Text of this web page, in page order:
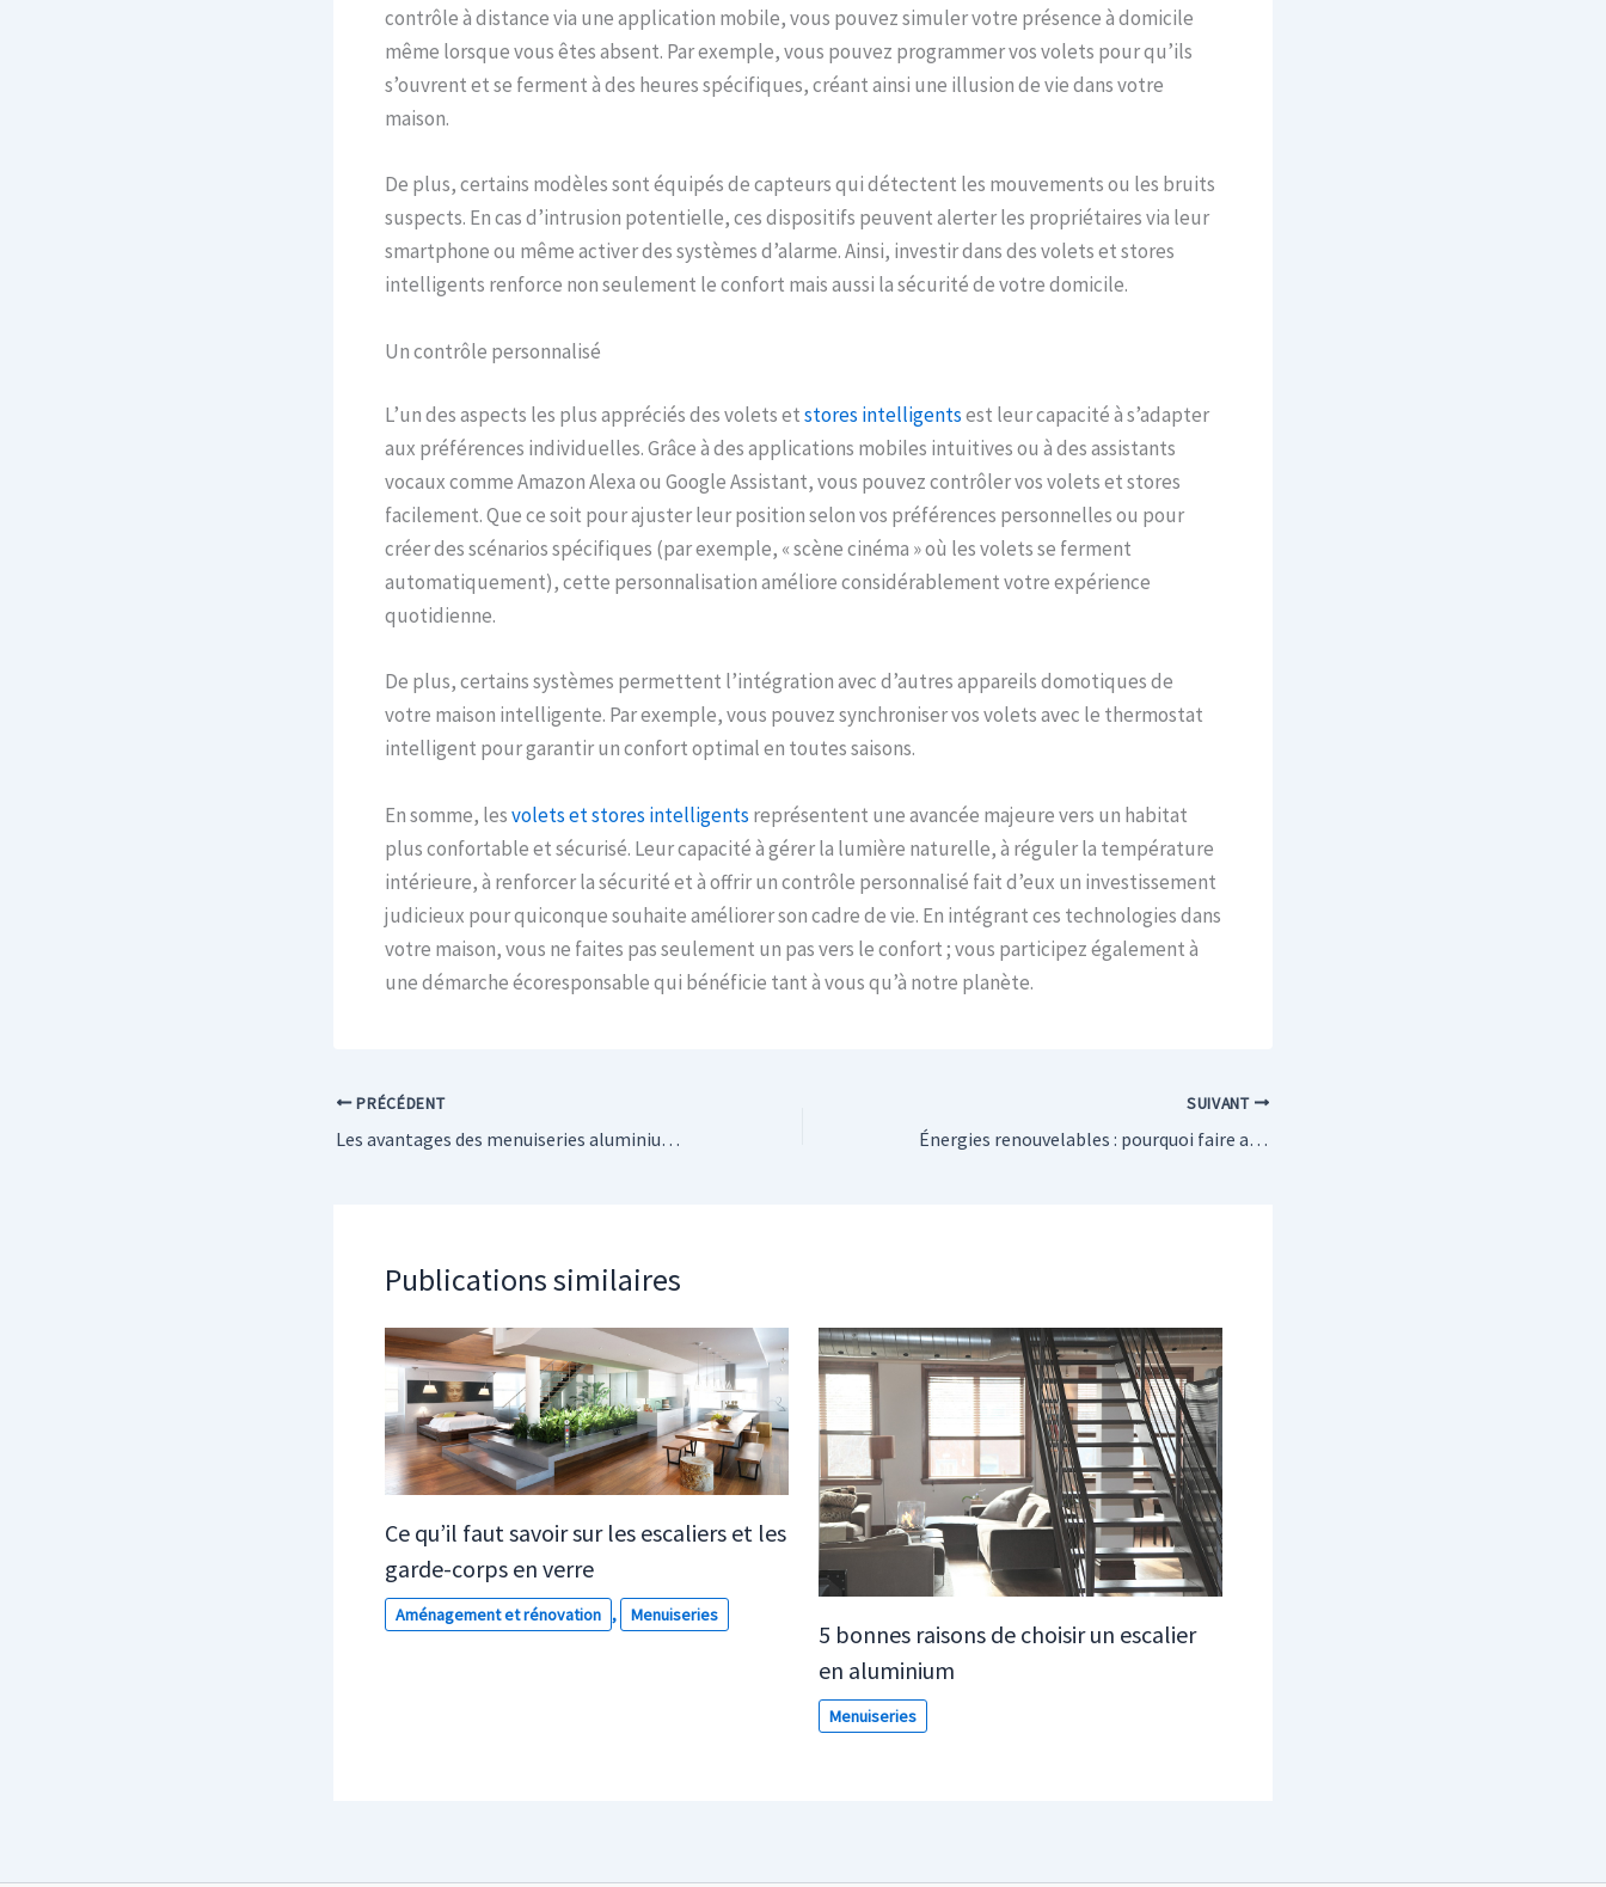
contrôle à distance via une application mobile, vous pouvez simuler votre présence à domicile
même lorsque vous êtes absent. Par exemple, vous pouvez programmer vos volets pour qu’ils
s’ouvrent et se ferment à des heures spécifiques, créant ainsi une illusion de vie dans votre
maison.
De plus, certains modèles sont équipés de capteurs qui détectent les mouvements ou les bruits
suspects. En cas d’intrusion potentielle, ces dispositifs peuvent alerter les propriétaires via leur
smartphone ou même activer des systèmes d’alarme. Ainsi, investir dans des volets et stores
intelligents renforce non seulement le confort mais aussi la sécurité de votre domicile.
Un contrôle personnalisé
L’un des aspects les plus appréciés des volets etstores intelligentsest leur capacité à s’adapter
aux préférences individuelles. Grâce à des applications mobiles intuitives ou à des assistants
vocaux comme Amazon Alexa ou Google Assistant, vous pouvez contrôler vos volets et stores
facilement. Que ce soit pour ajuster leur position selon vos préférences personnelles ou pour
créer des scénarios spécifiques (par exemple, « scène cinéma » où les volets se ferment
automatiquement), cette personnalisation améliore considérablement votre expérience
quotidienne.
De plus, certains systèmes permettent l’intégration avec d’autres appareils domotiques de
votre maison intelligente. Par exemple, vous pouvez synchroniser vos volets avec le thermostat
intelligent pour garantir un confort optimal en toutes saisons.
En somme, lesvolets et stores intelligents représentent une avancée majeure vers un habitat
plus confortable et sécurisé. Leur capacité à gérer la lumière naturelle, à réguler la température
intérieure, à renforcer la sécurité et à offrir un contrôle personnalisé fait d’eux un investissement
judicieux pour quiconque souhaite améliorer son cadre de vie. En intégrant ces technologies dans
votre maison, vous ne faites pas seulement un pas vers le confort ; vous participez également à
une démarche écoresponsable qui bénéficie tant à vous qu’à notre planète.
PRÉCÉDENT
Les avantages des menuiseries aluminium face aux autres matériaux
SUIVANT
Énergies renouvelables : pourquoi faire appel à des experts pour vos projets énergétiques
Publications similaires
Ce qu’il faut savoir sur les escaliers et les
garde-corps en verre
Aménagement et rénovation , Menuiseries
5 bonnes raisons de choisir un escalier
en aluminium
Menuiseries